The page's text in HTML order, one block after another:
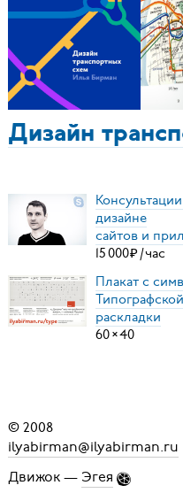
Дизайн
дизайне
сайтов и
15000₽ /час
Плакат с
Типографской
раскладки
60×40
© 2008
ilyabirman@ilyabirman.ru
Движок — Эгея